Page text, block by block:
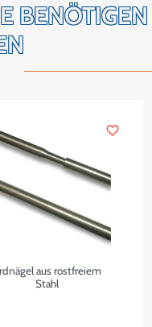
BENÖTIGEN
aus rostfreiem
Stahl
favorite_border